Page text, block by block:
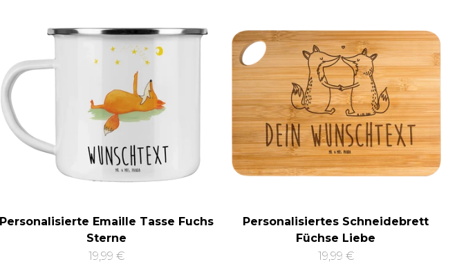
Personalisierte Emaille Tasse Fuchs
Sterne
19,99 €
Personalisiertes Schneidebrett
Füchse Liebe
19,99 €